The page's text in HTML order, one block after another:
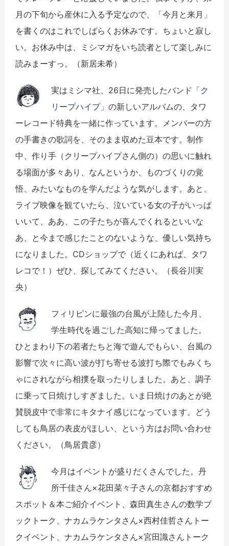
月の下旬から産休に入る予定なので、「今月と来月」
を書くのはこれでしばらくお休みです。ちょいと寂し
い。お休み中は、ミシマガをいち読者として楽しみに
読みまーすっ。（新居未希）
実はミシマ社、 26日に発売したバンド 「ク
リープハイプ」 の新しいアルバムの、タワ
ーレコード特典を一緒に作っています。メンバーの方
の手書きの歌詞を、そのまま収めた豆本です。制作
中、作り手（クリープハイプさん側の）の思いに触れ
る場面が多々あり、なんというか、ものづくりの覚
悟、みたいなものを学んだような気がします。あと、
ライブ映像を観ていたら、泣いている女の子がいっぱ
いいて、ああ、この子たちが喜んでくれるといいな
あ、と今まで感じたことのないような、優しい気持ち
になりました。CDショップで（近くにあれば、タワ
レコで！）ぜひ、探してみてください。（長谷川実
央）
フィリピンに最強の台風が上陸した今月、
学生時代を過ごした高知に帰ってました。
ひとまわり下の若者たちと海で遊んでもらい、台風の
影響で次々に高い波が打ち寄せる波打ち際でもみくち
ゃにされながら相撲を取ったりしました。あと、調子
に乗って日焼けしすぎました。いま日焼けのあとが絶
賛脱皮中で非常にキタナイ感じになっています。どう
しても鳥居の表皮がほしい、という方はお問い合わせ
ください。（鳥居貴彦）
今月はイベントが盛りだくさんでした。丹
所千佳さん×花田菜々子さんの京都おすすめ
スポット＆本ご紹介イベント、森田真生さんの数学ブ
ックトーク、ナカムラケンタさん×西村佳哲さんトー
クイベント、ナカムラケンタさん×宮田識さんトーク